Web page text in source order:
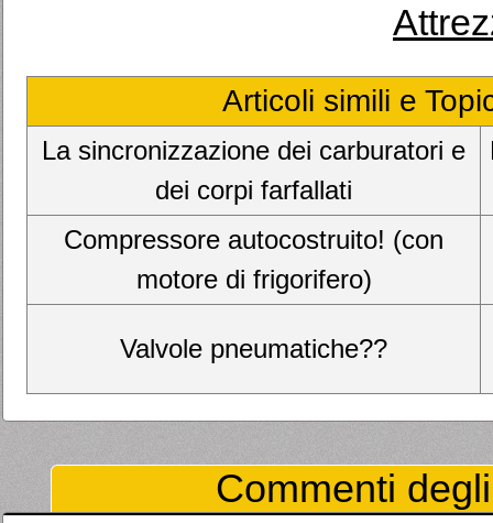
Articoli simili e
La sincronizzazione dei carburatori e
dei corpi farfallati
Compressore autocostruito! (con
motore di frigorifero)
Valvole pneumatiche??
Commenti